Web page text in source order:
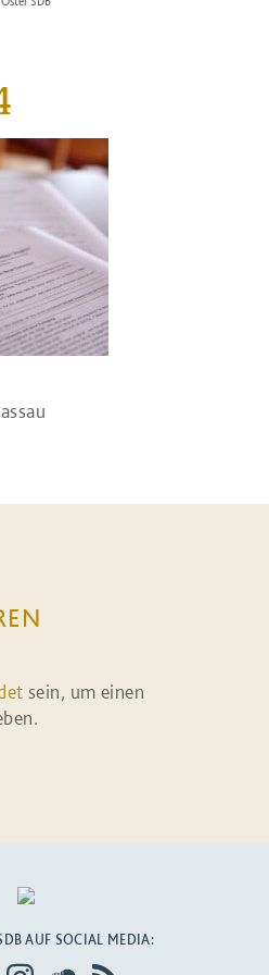
sein, um einen
AUF SOCIAL MEDIA: